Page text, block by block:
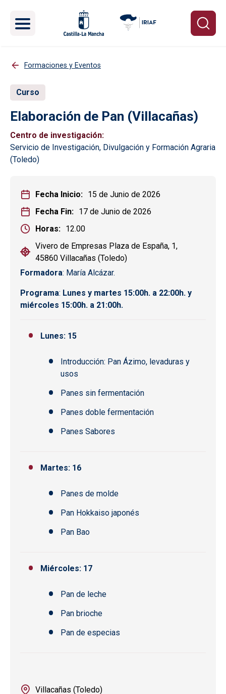
Formaciones y Eventos
Curso
Elaboración de Pan (Villacañas)
Centro de investigación
Servicio de Investigación, Divulgación y Formación Agraria
(Toledo)
Fecha Inicio
15 de Junio de 2026
Fecha Fin
17 de Junio de 2026
Horas
12.00
Vivero de Empresas Plaza de España, 1,
45860 Villacañas (Toledo)
Formadora: María Alcázar.
Programa: Lunes y martes 15:00h. a 22:00h. y
miércoles 15:00h. a 21:00h.
Lunes: 15
Introducción: Pan Ázimo, levaduras y
usos
Panes sin fermentación
Panes doble fermentación
Panes Sabores
Martes: 16
Panes de molde
Pan Hokkaiso japonés
Pan Bao
Miércoles: 17
Pan de leche
Pan brioche
Pan de especias
Villacañas (Toledo)